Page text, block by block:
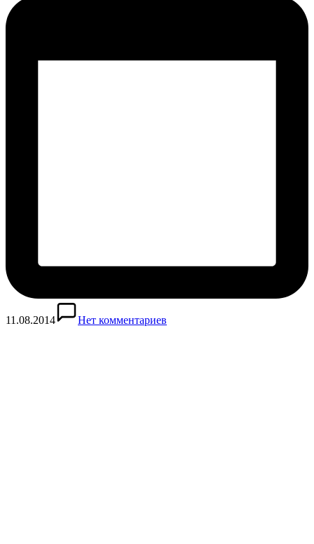
11.08.2014 Нет комментариев